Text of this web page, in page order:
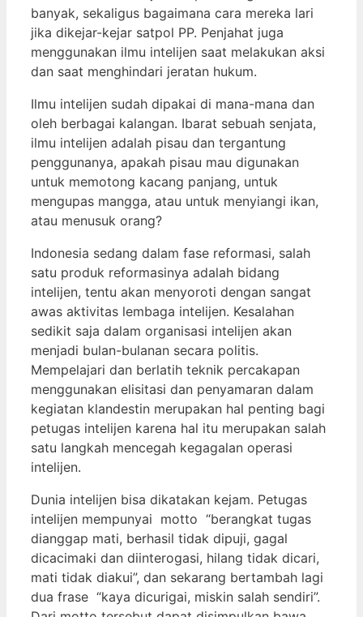
banyak, sekaligus bagaimana cara mereka lari
jika dikejar-kejar satpol PP. Penjahat juga
menggunakan ilmu intelijen saat melakukan aksi
dan saat menghindari jeratan hukum.
Ilmu intelijen sudah dipakai di mana-mana dan
oleh berbagai kalangan. Ibarat sebuah senjata,
ilmu intelijen adalah pisau dan tergantung
penggunanya, apakah pisau mau digunakan
untuk memotong kacang panjang, untuk
mengupas mangga, atau untuk menyiangi ikan,
atau menusuk orang?
Indonesia sedang dalam fase reformasi, salah
satu produk reformasinya adalah bidang
intelijen, tentu akan menyoroti dengan sangat
awas aktivitas lembaga intelijen. Kesalahan
sedikit saja dalam organisasi intelijen akan
menjadi bulan-bulanan secara politis.
Mempelajari dan berlatih teknik percakapan
menggunakan elisitasi dan penyamaran dalam
kegiatan klandestin merupakan hal penting bagi
petugas intelijen karena hal itu merupakan salah
satu langkah mencegah kegagalan operasi
intelijen.
Dunia intelijen bisa dikatakan kejam. Petugas
intelijen mempunyai motto “berangkat tugas
dianggap mati, berhasil tidak dipuji, gagal
dicacimaki dan diinterogasi, hilang tidak dicari,
mati tidak diakui”, dan sekarang bertambah lagi
dua frase “kaya dicurigai, miskin salah sendiri”.